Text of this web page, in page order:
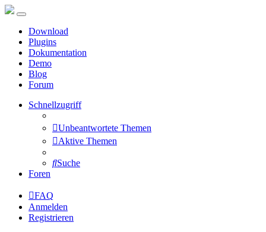
Download
Plugins
Dokumentation
Demo
Blog
Forum
Schnellzugriff
Unbeantwortete Themen
Aktive Themen
Suche
Foren
FAQ
Anmelden
Registrieren